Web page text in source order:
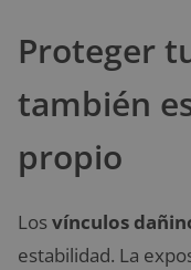
Proteger
también
propio
Losvínculos
estabilidad. La